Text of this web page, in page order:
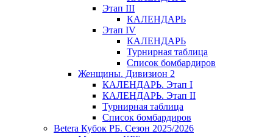
Этап III
КАЛЕНДАРЬ
Этап IV
КАЛЕНДАРЬ
Турнирная таблица
Список бомбардиров
Женщины. Дивизион 2
КАЛЕНДАРЬ. Этап I
КАЛЕНДАРЬ. Этап II
Турнирная таблица
Список бомбардиров
Betera Кубок РБ. Сезон 2025/2026